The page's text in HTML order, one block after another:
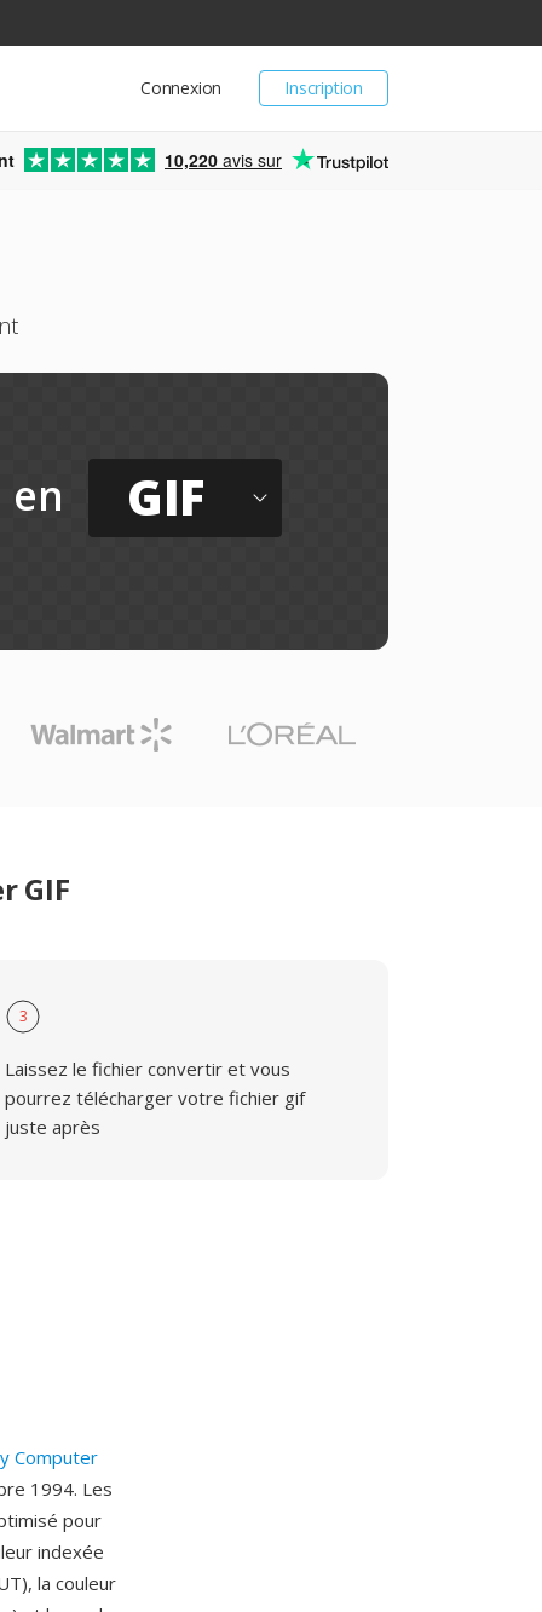
Inscription
Connexion
10,220 avis sur
en GIF
GIF
3
Laissez le fichier convertir et vous
pourrez télécharger votre fichier gif
juste après
Computer
1994. Les
pour
indexée
la couleur